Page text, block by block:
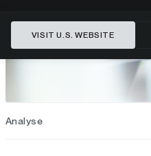
Analyse
VISIT U.S. WEBSITE